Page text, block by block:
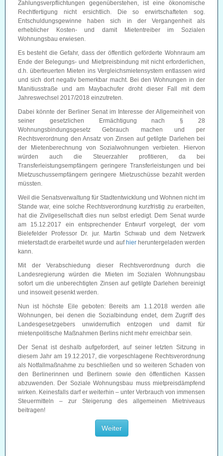
Zahlungsverpflichtungen gegenüberstehen, ist eine ökonomische
Rechtfertigung nicht ersichtlich. Die so erwirtschafteten sog.
Entschuldungsgewinne haben sich in der Vergangenheit als
erheblicher Kosten- und damit Mietentreiber im Sozialen
Wohnungsbau erwiesen.
Es besteht die Gefahr, dass der öffentlich geförderte Wohnraum am
Ende der Belegungs- und Mietpreisbindung mit nicht erforderlichen,
d.h. überteuerten Mieten ins Vergleichsmietensystem entlassen wird
und sich dort negativ bemerkbar macht. Bei den Wohnungen in der
Manitiusstraße und am Maybachufer droht dieser Fall mit dem
Jahreswechsel 2017/2018 einzutreten.
Dabei könnte der Berliner Senat im Interesse der Allgemeinheit von
seiner gesetzlichen Ermächtigung nach § 28
Wohnungsbindungsgesetz Gebrauch machen und per
Rechtsverordnung den Ansatz von Zinsen auf getilgte Darlehen bei
der Mietenberechnung von Sozialwohnungen verbieten. Hiervon
würden auch die Steuerzahler profitieren, da bei
Transferleistungsempfängern geringere Transferleistungen und bei
Mietzuschussempfängern geringere Mietzuschüsse bezahlt werden
müssten.
Weil die Senatsverwaltung für Stadtentwicklung und Wohnen nicht im
Stande war, eine solche Rechtsverordnung kurzfristig zu erarbeiten,
hat die Zivilgesellschaft dies nun selbst erledigt. Dem Senat wurde
am 15.12.2017 ein entsprechender Entwurf vorgelegt, der vom
Bielefelder Professor Dr. jur. Martin Schwab und dem Netzwerk
mieterstadt.de erarbeitet wurde und auf hierheruntergeladen werden
kann.
Mit der Verabschiedung dieser Rechtsverordnung durch die
Landesregierung würden die Mieten im Sozialen Wohnungsbau
sofort um die unberechtigten Zinsen auf getilgte Darlehen bereinigt
und insoweit gesenkt werden.
Nun ist höchste Eile geboten: Bereits am 1.1.2018 werden alle
Wohnungen, bei denen die Sozialbindung endet, dem Zugriff des
Landesgesetzgebers unwiderruflich entzogen und damit für
mietenpolitische Maßnahmen Berlins nicht mehr erreichbar sein.
Der Senat ist deshalb aufgefordert, auf seiner letzten Sitzung in
diesem Jahr am 19.12.2017, die vorgeschlagene Rechtsverordnung
als Notfallmaßnahme zu beschließen und so weiteren Schaden von
den Berlinerinnen und Berlinern sowie den öffentlichen Kassen
abzuwenden. Der Soziale Wohnungsbau muss mietpreisdämpfend
wirken. Keinesfalls darf er weiterhin – unter Verbrauch von immensen
Steuermitteln – zur Steigerung des allgemeinen Mietniveaus
beitragen!
Weiter